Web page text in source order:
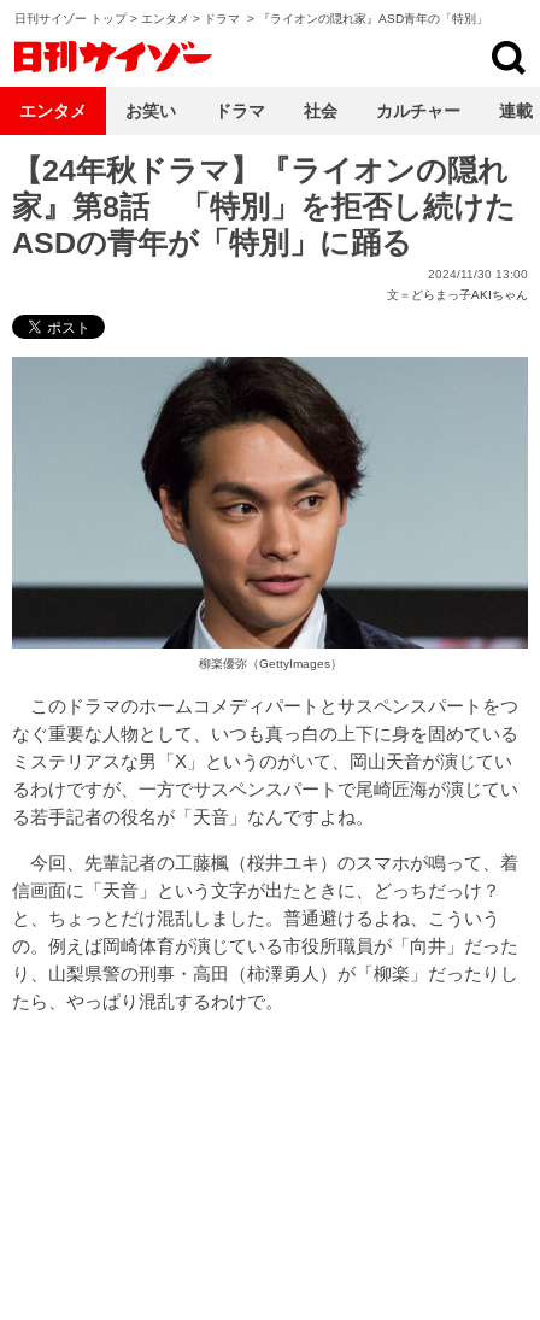
日刊サイゾー トップ> エンタメ > ドラマ > 『ライオンの隠れ家』ASD青年の「特別」
【24年秋ドラマ】『ライオンの隠れ
家』第8話 「特別」を拒否し続けた
ASDの青年が「特別」に踊る
2024/11/30 13:00
文＝ どらまっ子AKIちゃん
柳楽優弥（GettyImages）
このドラマのホームコメディパートとサスペンスパートをつ
なぐ重要な人物として、いつも真っ白の上下に身を固めている
ミステリアスな男「X」というのがいて、岡山天音が演じてい
るわけですが、一方でサスペンスパートで尾崎匠海が演じてい
る若手記者の役名が「天音」なんですよね。
今回、先輩記者の工藤楓（桜井ユキ）のスマホが鳴って、着
信画面に「天音」という文字が出たときに、どっちだっけ？
と、ちょっとだけ混乱しました。普通避けるよね、こういう
の。例えば岡崎体育が演じている市役所職員が「向井」だった
り、山梨県警の刑事・高田（柿澤勇人）が「柳楽」だったりし
たら、やっぱり混乱するわけで。
エンタメ お笑い ドラマ 社会 カルチャー 連載